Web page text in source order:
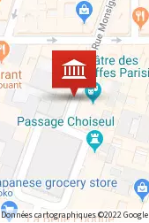
Données cartographiques ©2022 Google